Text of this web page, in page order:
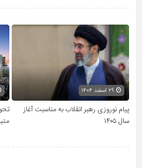
پیام نوروزی رهبر انقلاب به مناسبت آغاز
سال ۱۴۰۵